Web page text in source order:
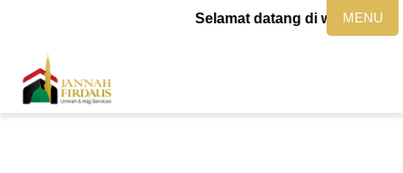
Selamat datang di website
MENU